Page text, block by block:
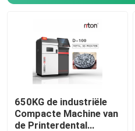
650KG de industriële
Compacte Machine van
de Printerdental